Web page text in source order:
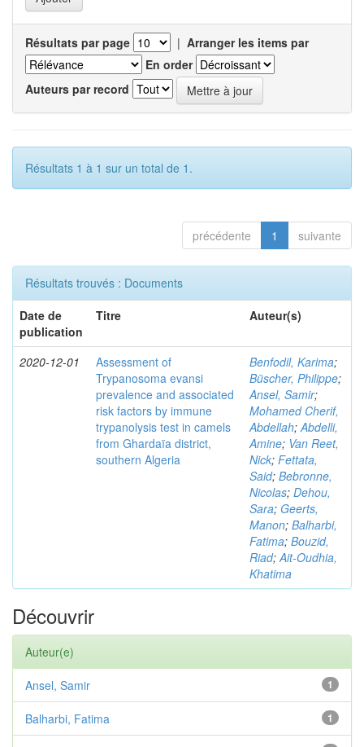
Résultats par page | Arranger les items par
En order
Auteurs par record
Résultats 1 à 1 sur un total de 1.
précédente 1 suivante
Résultats trouvés : Documents
Date de
publication
Titre Auteur(s)
2020-12-01
Assessment of
Trypanosoma evansi
prevalence and associated
risk factors by immune
trypanolysis test in camels
from Ghardaïa district,
southern Algeria
Benfodil, Karima;
Büscher, Philippe;
Ansel, Samir;
Mohamed Cherif,
Abdellah;Abdelli,
Amine; Van Reet,
Nick; Fettata,
Said; Bebronne,
Nicolas; Dehou,
Sara; Geerts,
Manon; Balharbi,
Fatima; Bouzid,
Riad;Ait-Oudhia,
Khatima
Découvrir
Auteur(e)
1
Ansel, Samir
1
Balharbi, Fatima